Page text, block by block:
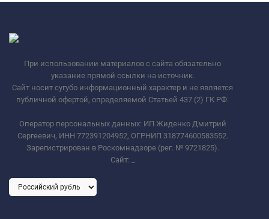
При использовании материалов с сайта обязательно
указание прямой ссылки на источник.
Сайт носит сугубо информационный характер и не является
публичной офертой, определяемой Статьей 437 (2) ГК РФ.
Оператор персональных данных: ИП Жиденко Дмитрий
Сергеевич, ИНН 772391204952, ОГРНИП 318774600583552.
Зарегистрирован в Роскомнадзоре (рег. № 9721825).
Сайт: